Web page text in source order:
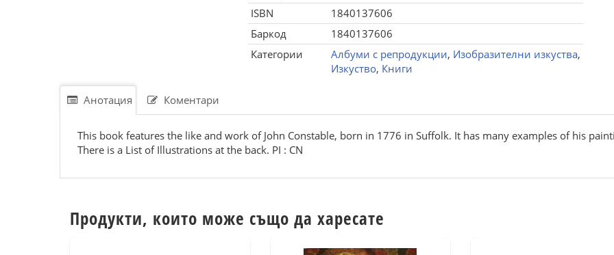
ISBN
1840137606
Баркод
1840137606
Категории
Албуми с репродукции, Изобразителни изкуства,
Изкуство, Книги
Анотация Коментари
This book features the like and work of John Constable, born in 1776 in Suffolk. It has many examples of his
There is a List of Illustrations at the back. PI : CN
Продукти, които може също да харесате